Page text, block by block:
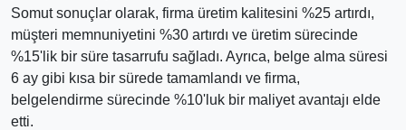
Somut sonuçlar olarak, firma üretim kalitesini %25 artırdı,
müşteri memnuniyetini %30 artırdı ve üretim sürecinde
%15'lik bir süre tasarrufu sağladı. Ayrıca, belge alma süresi
6 ay gibi kısa bir sürede tamamlandı ve firma,
belgelendirme sürecinde %10'luk bir maliyet avantajı elde
etti.